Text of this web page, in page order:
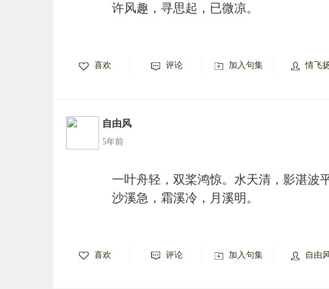
许风趣，寻思起，已微凉。
喜欢 评论 加入句集 情飞
自由风
5年前
一叶舟轻，双桨鸿惊。水天清，影湛波
沙溪急，霜溪冷，月溪明。
喜欢 评论 加入句集 自由